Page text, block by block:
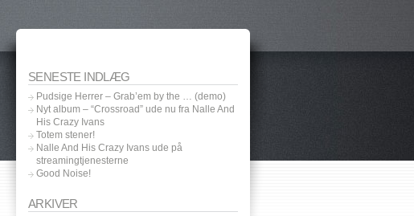
SENESTE INDLÆG
Pudsige Herrer – Grab’em by the … (demo)
Nyt album – “Crossroad” ude nu fra Nalle And
His Crazy Ivans
Totem stener!
Nalle And His Crazy Ivans ude på
streamingtjenesterne
Good Noise!
ARKIVER